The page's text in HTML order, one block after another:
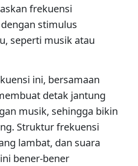
frekuensi
stimulus
seperti musik atau
ini, bersamaan
detak jantung
musik, sehingga bikin
Struktur frekuensi
lambat, dan suara
bener-bener